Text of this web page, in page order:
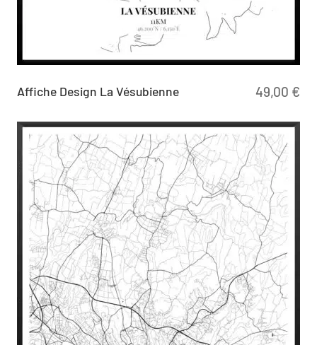
49,00 €
Affiche Design La Vésubienne